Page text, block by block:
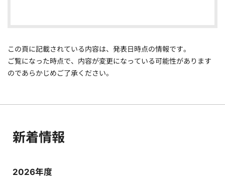
この頁に記載されている内容は、発表日時点の情報です。
ご覧になった時点で、内容が変更になっている可能性があります
のであらかじめご了承ください。
新着情報
2026年度